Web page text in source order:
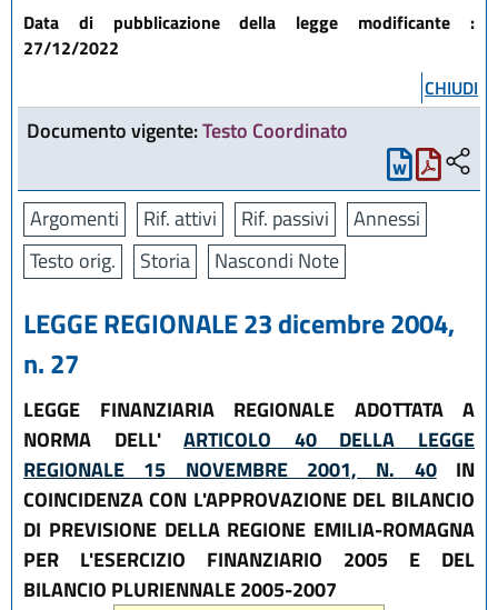
Data di pubblicazione della legge modificante :
27/12/2022
CHIUDI
Documento vigente:Testo Coordinato
Argomenti Rif. attivi Rif. passivi
Annessi
Testo orig.
Storia Nascondi Note
LEGGE REGIONALE 23 dicembre 2004,
n. 27
LEGGE FINANZIARIA REGIONALE ADOTTATA A
NORMA DELL'ARTICOLO 40 DELLA LEGGE
REGIONALE 15 NOVEMBRE 2001, N. 40IN
COINCIDENZA CON L'APPROVAZIONE DEL BILANCIO
DI PREVISIONE DELLA REGIONE EMILIA-ROMAGNA
PER L'ESERCIZIO FINANZIARIO 2005 E DEL
BILANCIO PLURIENNALE 2005-2007